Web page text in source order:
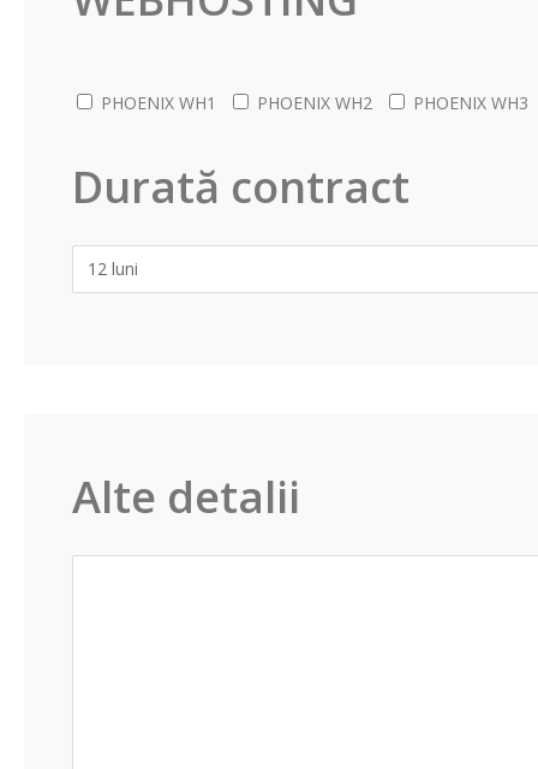
PHOENIX WH1 PHOENIX WH2 PHOENIX WH3
Durată contract
Alte detalii